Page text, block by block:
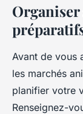
Organiser
Avant de vous
les marchés
planifier votre
Renseignez-